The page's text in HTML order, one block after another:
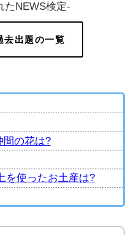
たNEWS検定-
去出題の一覧
間の花は?
を使ったお土産は?